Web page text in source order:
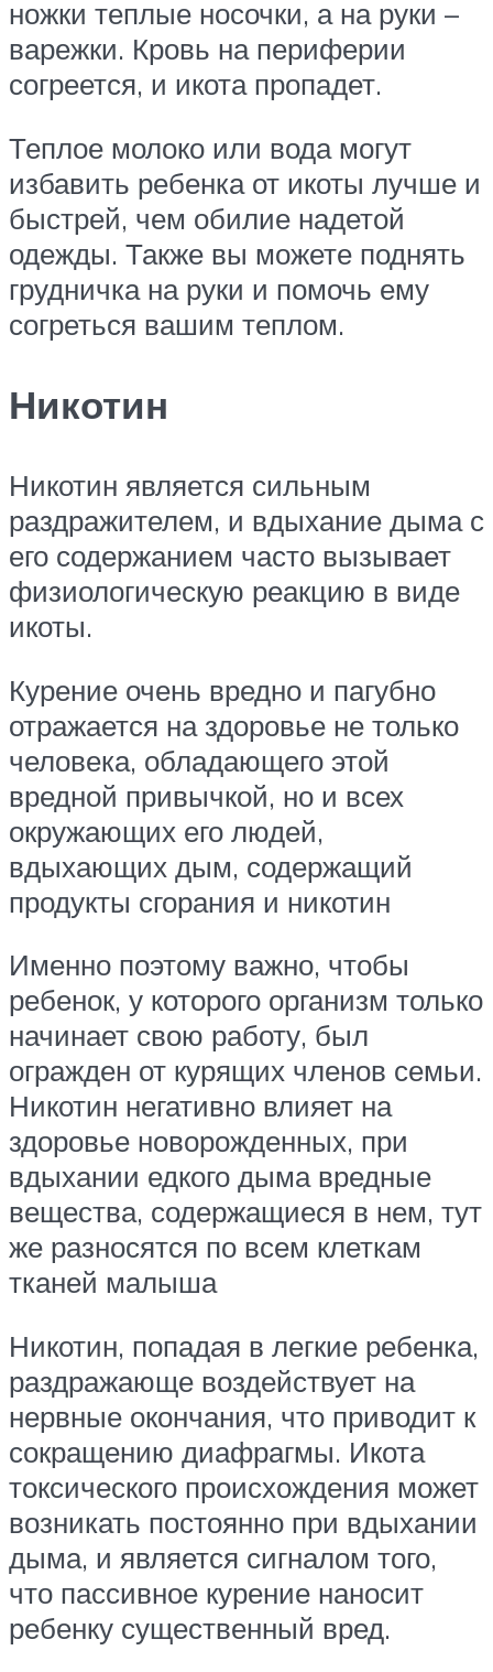
ножки теплые носочки, а на руки –
варежки. Кровь на периферии
согреется, и икота пропадет.
Теплое молоко или вода могут
избавить ребенка от икоты лучше и
быстрей, чем обилие надетой
одежды. Также вы можете поднять
грудничка на руки и помочь ему
согреться вашим теплом.
Никотин
Никотин является сильным
раздражителем, и вдыхание дыма с
его содержанием часто вызывает
физиологическую реакцию в виде
икоты.
Курение очень вредно и пагубно
отражается на здоровье не только
человека, обладающего этой
вредной привычкой, но и всех
окружающих его людей,
вдыхающих дым, содержащий
продукты сгорания и никотин
Именно поэтому важно, чтобы
ребенок, у которого организм только
начинает свою работу, был
огражден от курящих членов семьи.
Никотин негативно влияет на
здоровье новорожденных, при
вдыхании едкого дыма вредные
вещества, содержащиеся в нем, тут
же разносятся по всем клеткам
тканей малыша
Никотин, попадая в легкие ребенка,
раздражающе воздействует на
нервные окончания, что приводит к
сокращению диафрагмы. Икота
токсического происхождения может
возникать постоянно при вдыхании
дыма, и является сигналом того,
что пассивное курение наносит
ребенку существенный вред.